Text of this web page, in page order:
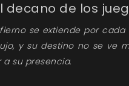
decano de los
se extiende por
y su destino no se ve
su presencia.